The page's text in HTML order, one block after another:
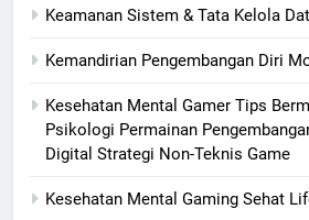
Keamanan Sistem & Tata Kelola
Kemandirian Pengembangan Diri
Kesehatan Mental Gamer Tips
Psikologi Permainan
Digital Strategi Non-Teknis Game
Kesehatan Mental Gaming Sehat